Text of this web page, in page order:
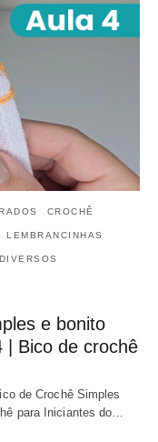
CROCHÊ
LEMBRANCINHAS
e bonito
| Bico de crochê
de Crochê Simples
para Iniciantes do…